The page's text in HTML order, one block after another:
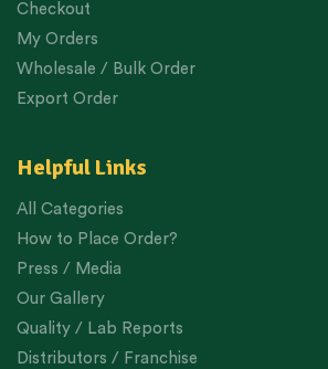
Checkout
My Orders
Wholesale / Bulk Order
Export Order
Helpful Links
All Categories
How to Place Order?
Press / Media
Our Gallery
Quality / Lab Reports
Distributors / Franchise